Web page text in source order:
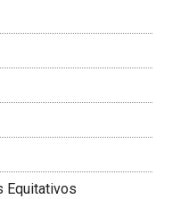
Equitativos